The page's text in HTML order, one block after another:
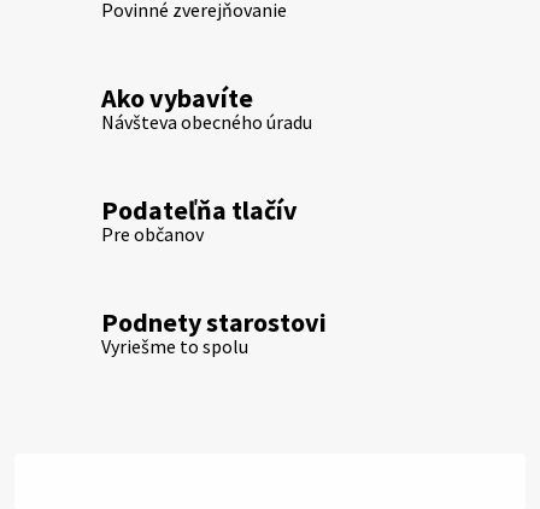
Povinné zverejňovanie
Ako vybavíte
Návšteva obecného úradu
Podateľňa tlačív
Pre občanov
Podnety starostovi
Vyriešme to spolu